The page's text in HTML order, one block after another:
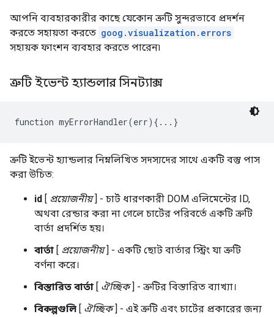
আপনি ব্যবহারকারীর কাছে যেকোন ত্রুটি সুন্দরভাবে প্রদর্শন
করতে সহায়তা করতে goog.visualization.errors
সহায়ক ফাংশন ব্যবহার করতে পারেন৷
ত্রুটি ইভেন্ট হ্যান্ডলার সিনট্যাক্স
function myErrorHandler(err){...}
ত্রুটি ইভেন্ট হ্যান্ডলার নিম্নলিখিত সদস্যদের সাথে একটি বস্তু পাস
করা উচিত:
id [ প্রয়োজনীয়] - চার্ট ধারণকারী DOM এলিমেন্টের ID,
অথবা রেন্ডার করা না গেলে চার্টের পরিবর্তে একটি ত্রুটি
বার্তা প্রদর্শিত হয়।
বার্তা [ প্রয়োজনীয়] - একটি ছোট বার্তার স্ট্রিং যা ত্রুটি
বর্ণনা করে।
বিস্তারিত বার্তা [ ঐচ্ছিক] - ত্রুটির বিস্তারিত ব্যাখ্যা।
বিকল্পগুলি [ ঐচ্ছিক] - এই ত্রুটি এবং চার্টের প্রকারের জন্য